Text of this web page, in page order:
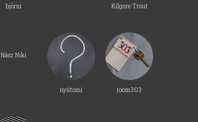
björni Kilgore Trout
Nász Niki
nyútomi room303